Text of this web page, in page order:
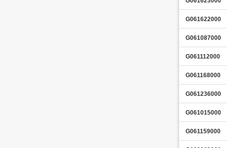
G061622000
G061087000
G061112000
G061168000
G061236000
G061015000
G061159000